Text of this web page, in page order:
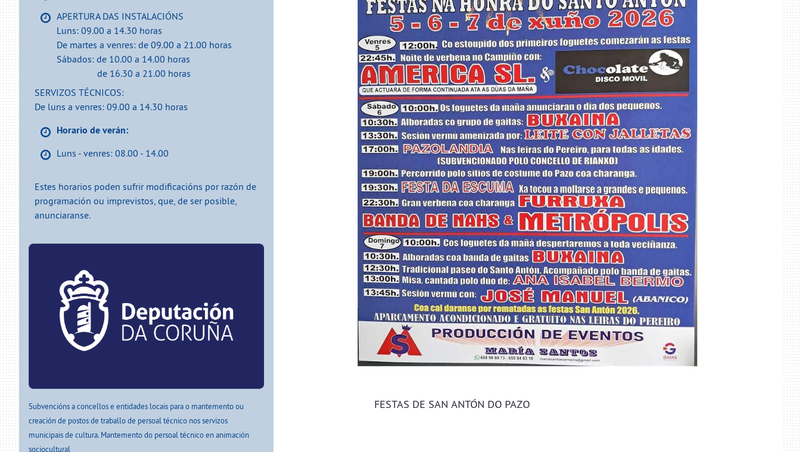
APERTURA DAS INSTALACIÓNS
Luns: 09.00 a 14.30 horas
De martes a venres: de 09.00 a 21.00 horas
Sábados: de 10.00 a 14.00 horas
de 16.30 a 21.00 horas
SERVIZOS TÉCNICOS:
De luns a venres: 09.00 a 14.30 horas
Horario de verán:
Luns - venres: 08.00 - 14.00
Estes horarios poden sufrir modificacións por razón de
programación ou imprevistos, que, de ser posible,
anunciaranse.
Subvencións a concellos e entidades locais para o mantemento ou
creación de postos de traballo de persoal técnico nos servizos
municipais de cultura. Mantemento do persoal técnico en animación
sociocultural
FESTAS DE SAN ANTÓN DO PAZO